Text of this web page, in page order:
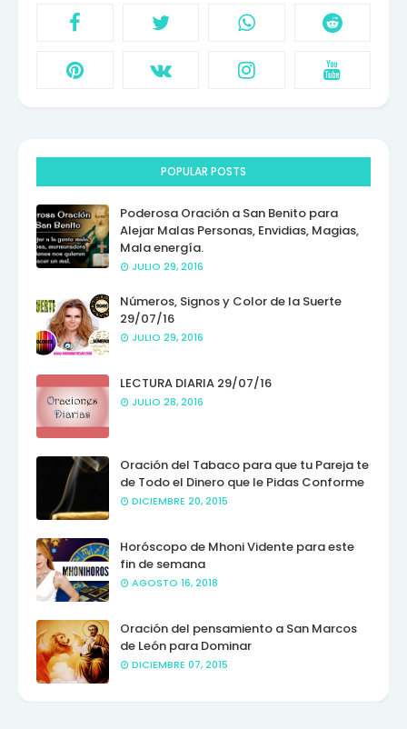
POPULAR POSTS
Poderosa Oración a San Benito para
Alejar Malas Personas, Envidias, Magias,
Mala energía.
JULIO 29, 2016
Números, Signos y Color de la Suerte
29/07/16
JULIO 29, 2016
LECTURA DIARIA 29/07/16
JULIO 28, 2016
Oración del Tabaco para que tu Pareja te
de Todo el Dinero que le Pidas Conforme
DICIEMBRE 20, 2015
Horóscopo de Mhoni Vidente para este
fin de semana
AGOSTO 16, 2018
Oración del pensamiento a San Marcos
de León para Dominar
DICIEMBRE 07, 2015